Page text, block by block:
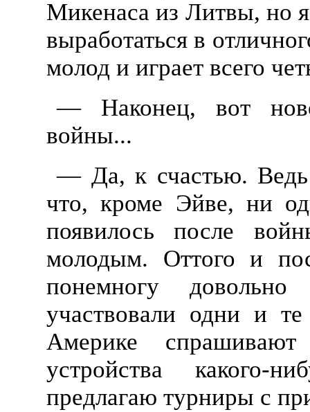
Микенаса из Литвы, но
выработаться в
молод и играет всего
— Наконец, вот
войны...
— Да, к счастью.
что, кроме Эйве, ни
появилось после
молодым. Оттого и
понемногу
участвовали одни и
Америке
устройства какого-
предлагаю турниры с